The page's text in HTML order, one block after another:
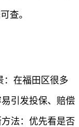
查。
：在福田区很多
引发投保、赔偿
法：优先看是否